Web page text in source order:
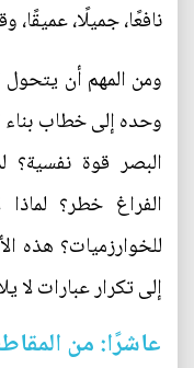
نافعًا، جميلًا،
ومن المهم أن
وحده إلى خطاب بناء
البصر قوة نفسية؟
الفراغ خطر؟
للخوارزميات؟ هذه
إلى تكرار عبارات لا
عاشرًا: من